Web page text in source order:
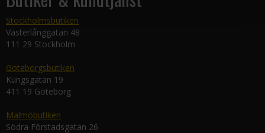
Stockholmsbutiken
Västerlånggatan 48
111 29 Stockholm
Göteborgsbutiken
Kungsgatan 19
411 19 Göteborg
Malmöbutiken
Södra Förstadsgatan 26